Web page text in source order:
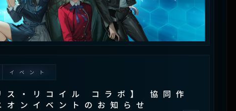
イベント
ス・リコイル コラボ】 協同作
ンイベントのお知らせ